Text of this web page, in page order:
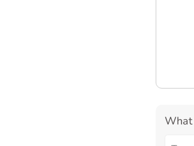
What
for